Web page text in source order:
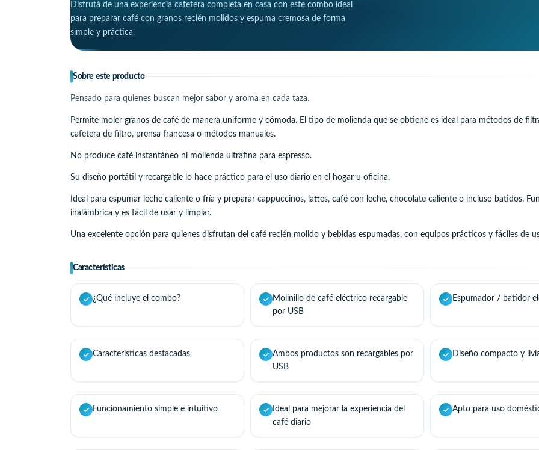
Disfrutá de una experiencia cafetera completa en casa con este combo ideal
para preparar café con granos recién molidos y espuma cremosa de forma
simple y práctica.
Sobre este producto
Pensado para quienes buscan mejor sabor y aroma en cada taza.
Permite moler granos de café de manera uniforme y cómoda. El tipo de molienda que se obtiene es ideal para métodos de
cafetera de filtro, prensa francesa o métodos manuales.
No produce café instantáneo ni molienda ultrafina para espresso.
Su diseño portátil y recargable lo hace práctico para el uso diario en el hogar u oficina.
Ideal para espumar leche caliente o fría y preparar cappuccinos, lattes, café con leche, chocolate caliente o incluso batidos.
inalámbrica y es fácil de usar y limpiar.
Una excelente opción para quienes disfrutan del café recién molido y bebidas espumadas, con equipos prácticos y fáciles de
Características
¿Qué incluye el combo?
Molinillo de café eléctrico recargable
por USB
Espumador / batidor
Características destacadas
Ambos productos son recargables por
USB
Diseño compacto y
Funcionamiento simple e intuitivo
Ideal para mejorar la experiencia del
café diario
Apto para uso